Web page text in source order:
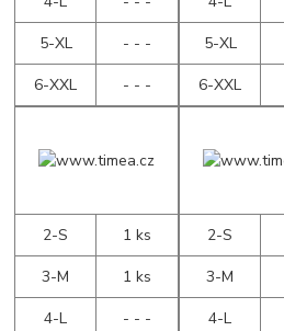
5-XL
- - -
6-XXL
- - -
5-XL
6-XXL
2-S
1 ks
3-M
1 ks
4-L
- - -
2-S
3-M
4-L